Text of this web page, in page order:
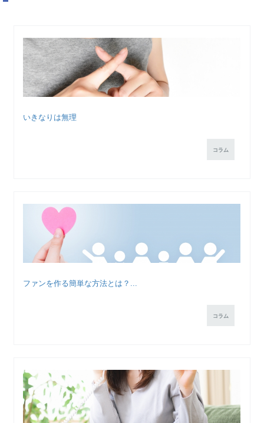
いきなりは無理
コラム
ファンを作る簡単な方法とは？...
コラム